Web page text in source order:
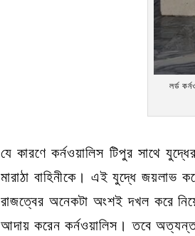
লর্ড
যে কারণে কর্নওয়ালিস টিপুর সাথে
মারাঠা বাহিনীকে। এই যুদ্ধে জয়লাভ
রাজত্বের অনেকটা অংশই দখল করে
আদায় করেন কর্নওয়ালিস। তবে অত্যন্ত